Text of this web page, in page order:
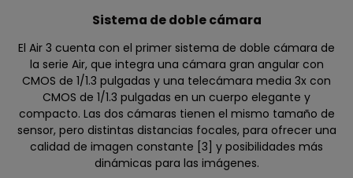
Sistema de doble cámara
El Air 3 cuenta con el primer sistema de doble cámara de
la serie Air, que integra una cámara gran angular con
CMOS de 1/1.3 pulgadas y una telecámara media 3x con
CMOS de 1/1.3 pulgadas en un cuerpo elegante y
compacto. Las dos cámaras tienen el mismo tamaño de
sensor, pero distintas distancias focales, para ofrecer una
calidad de imagen constante [3] y posibilidades más
dinámicas para las imágenes.